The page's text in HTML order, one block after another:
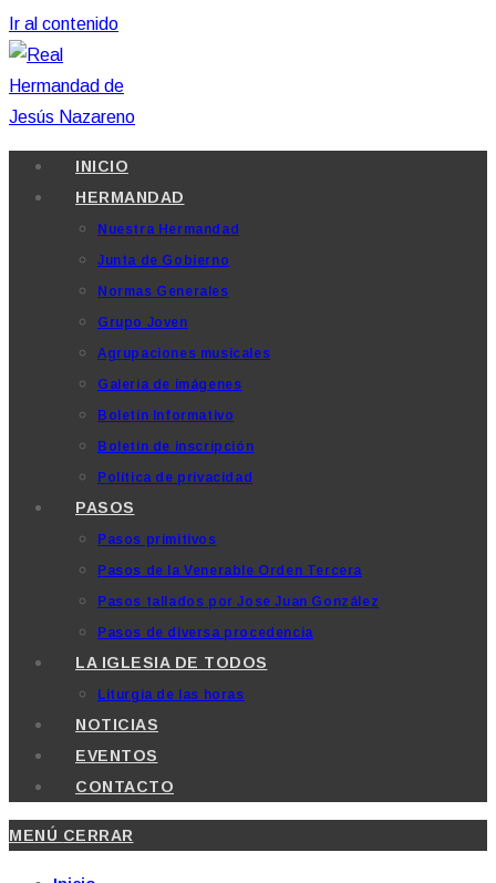
Ir al contenido
INICIO
HERMANDAD
Nuestra Hermandad
Junta de Gobierno
Normas Generales
Grupo Joven
Agrupaciones musicales
Galería de imágenes
Boletín Informativo
Boletín de inscripción
Política de privacidad
PASOS
Pasos primitivos
Pasos de la Venerable Orden Tercera
Pasos tallados por Jose Juan González
Pasos de diversa procedencia
LA IGLESIA DE TODOS
Liturgia de las horas
NOTICIAS
EVENTOS
CONTACTO
MENÚ CERRAR